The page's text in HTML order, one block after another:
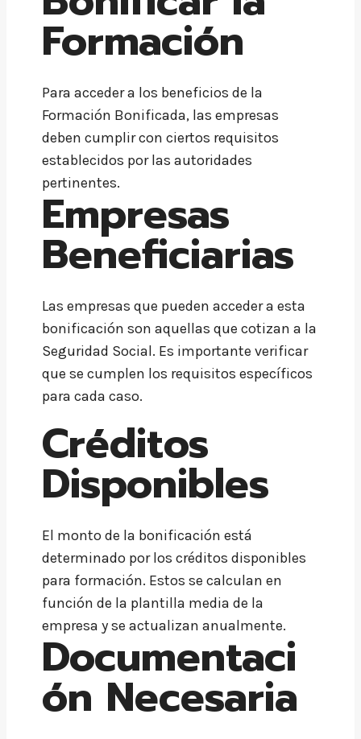
Formación
Para acceder a los beneficios de la
Formación Bonificada, las empresas
deben cumplir con ciertos requisitos
establecidos por las autoridades
pertinentes.
Empresas
Beneficiarias
Las empresas que pueden acceder a esta
bonificación son aquellas que cotizan a la
Seguridad Social. Es importante verificar
que se cumplen los requisitos específicos
para cada caso.
Créditos
Disponibles
El monto de la bonificación está
determinado por los créditos disponibles
para formación. Estos se calculan en
función de la plantilla media de la
empresa y se actualizan anualmente.
Documentaci
ón Necesaria